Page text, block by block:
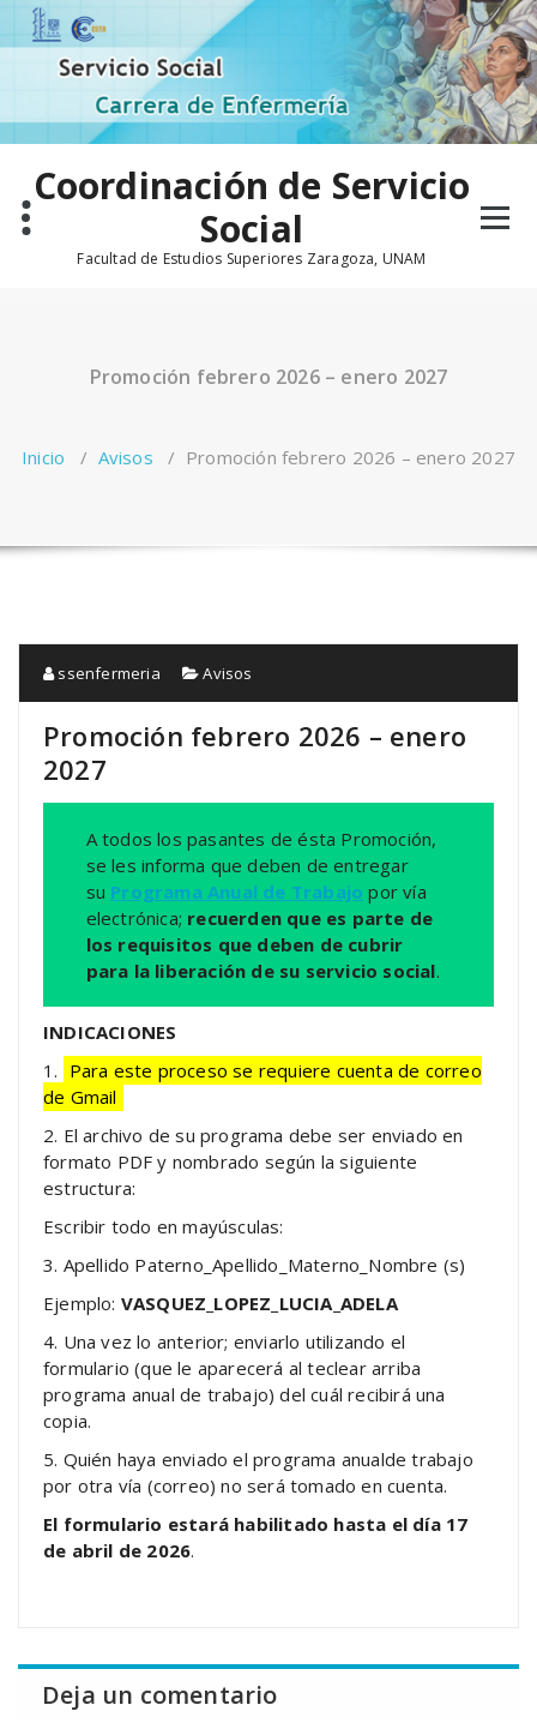
Saltar
contenido
Coordinación de Servicio
Social
Facultad de Estudios Superiores Zaragoza, UNAM
Promoción febrero 2026 – enero 2027
Inicio / Avisos / Promoción febrero 2026 – enero 2027
ssenfermeria Avisos
Promoción febrero 2026 – enero
2027
A todos los pasantes de ésta Promoción,
se les informa que deben de entregar
su Programa Anual de Trabajo por vía
electrónica; recuerden que es parte de
los requisitos que deben de cubrir
para la liberación de su servicio social.
INDICACIONES
1. Para este proceso se requiere cuenta de correo
de Gmail
2. El archivo de su programa debe ser enviado en
formato PDF y nombrado según la siguiente
estructura:
Escribir todo en mayúsculas:
3. Apellido Paterno_Apellido_Materno_Nombre (s)
Ejemplo: VASQUEZ_LOPEZ_LUCIA_ADELA
4. Una vez lo anterior; enviarlo utilizando el
formulario (que le aparecerá al teclear arriba
programa anual de trabajo) del cuál recibirá una
copia.
5. Quién haya enviado el programa anualde trabajo
por otra vía (correo) no será tomado en cuenta.
El formulario estará habilitado hasta el día 17
de abril de 2026.
Deja un comentario